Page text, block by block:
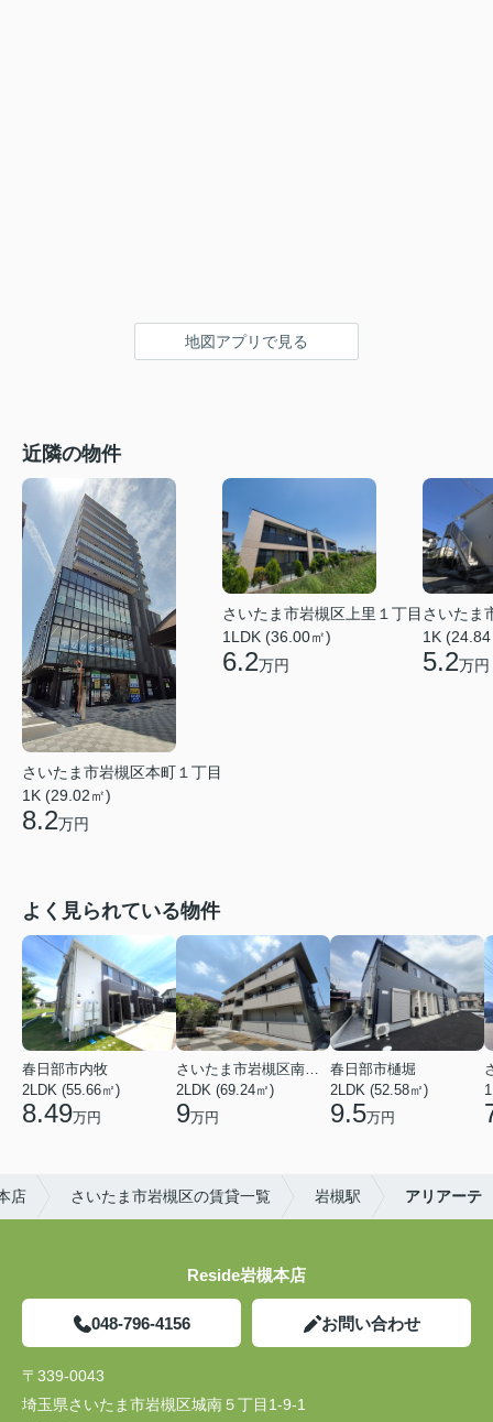
地図アプリで見る
近隣の物件
さいたま市岩槻区本町１丁目
1K (29.02㎡)
8.2万円
さいたま市岩槻区上里１丁目
1LDK (36.00㎡)
6.2万円
さいたま
1K
5.2万円
よく見られている物件
春日部市内牧
2LDK (55.66㎡)
8.49万円
2LDK (69.24㎡)
9万円
春日部市樋堀
2LDK (52.58㎡)
9.5万円
店 さいたま市岩槻区の賃貸一覧 岩槻駅 アリアーテ
Reside岩槻本店
048-796-4156 お問い合わせ
〒339-0043
埼玉県さいたま市岩槻区城南５丁目1-9-1